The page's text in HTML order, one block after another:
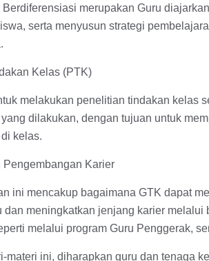
merupakan Guru
serta menyusun strategi
Kelas (PTK)
melakukan penelitian tindakan kelas
dilakukan, dengan tujuan untuk
kelas.
Pengembangan Karier
ini mencakup bagaimana GTK dapat
dan meningkatkan jenjang karier
melalui program Guru Penggerak,
materi ini, diharapkan guru dan tenaga